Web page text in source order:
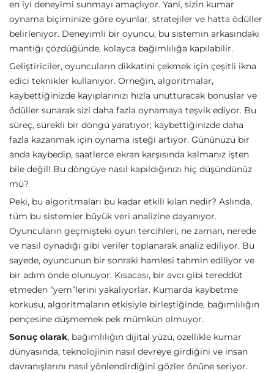
en iyi deneyimi sunmayı amaçlıyor. Yani, sizin kumar
oynama biçiminize göre oyunlar, stratejiler ve hatta ödüller
belirleniyor. Deneyimli bir oyuncu, bu sistemin arkasındaki
mantığı çözdüğünde, kolayca bağımlılığa kapılabilir.
Geliştiriciler, oyuncuların dikkatini çekmek için çeşitli ikna
edici teknikler kullanıyor. Örneğin, algoritmalar,
kaybettiğinizde kayıplarınızı hızla unutturacak bonuslar ve
ödüller sunarak sizi daha fazla oynamaya teşvik ediyor. Bu
süreç, sürekli bir döngü yaratıyor; kaybettiğinizde daha
fazla kazanmak için oynama isteği artıyor. Gününüzü bir
anda kaybedip, saatlerce ekran karşısında kalmanız işten
bile değil! Bu döngüye nasıl kapıldığınızı hiç düşündünüz
mü?
Peki, bu algoritmaları bu kadar etkili kılan nedir? Aslında,
tüm bu sistemler büyük veri analizine dayanıyor.
Oyuncuların geçmişteki oyun tercihleri, ne zaman, nerede
ve nasıl oynadığı gibi veriler toplanarak analiz ediliyor. Bu
sayede, oyuncunun bir sonraki hamlesi tahmin ediliyor ve
bir adım önde olunuyor. Kısacası, bir avcı gibi tereddüt
etmeden “yem”lerini yakalıyorlar. Kumarda kaybetme
korkusu, algoritmaların etkisiyle birleştiğinde, bağımlılığın
pençesine düşmemek pek mümkün olmuyor.
Sonuç olarak, bağımlılığın dijital yüzü, özellikle kumar
dünyasında, teknolojinin nasıl devreye girdiğini ve insan
davranışlarını nasıl yönlendirdiğini gözler önüne seriyor.